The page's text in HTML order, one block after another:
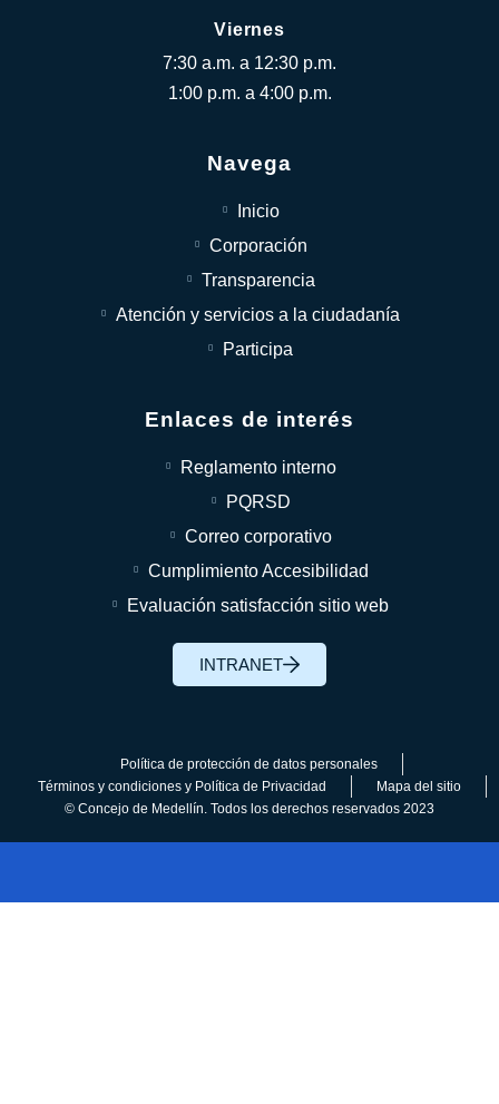
Viernes
7:30 a.m. a 12:30 p.m.
1:00 p.m. a 4:00 p.m.
Navega
Inicio
Corporación
Transparencia
Atención y servicios a la ciudadanía
Participa
Enlaces de interés
Reglamento interno
PQRSD
Correo corporativo
Cumplimiento Accesibilidad
Evaluación satisfacción sitio web
INTRANET
Política de protección de datos personales
Términos y condiciones y Política de Privacidad
Mapa del sitio
© Concejo de Medellín. Todos los derechos reservados 2023